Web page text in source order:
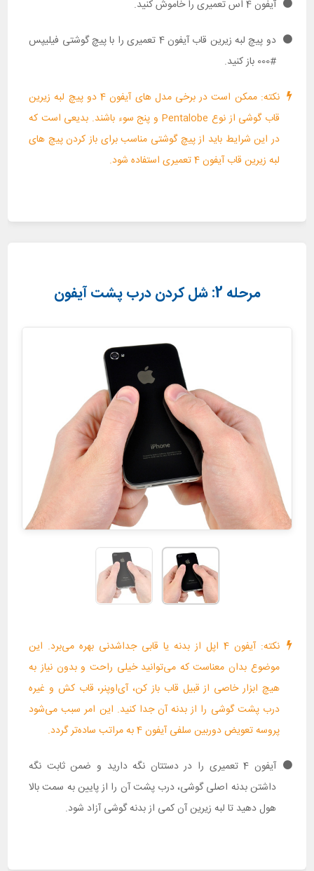
آیفون 4 اس تعمیری را خاموش کنید.
دو پیچ لبه زیرین قاب آیفون 4 تعمیری را با پیچ گوشتی فیلیپس
#000 باز کنید.
نکته: ممکن است در برخی مدل های آیفون 4 دو پیچ لبه زیرین
قاب گوشی از نوع Pentalobe و پنج سوء باشند. بدیعی است که
در این شرایط باید از پیچ گوشتی مناسب برای باز کردن پیچ های
لبه زیرین قاب آیفون 4 تعمیری استفاده شود.
مرحله 2: شل کردن درب پشت آیفون
نکته: آیفون 4 اپل از بدنه یا قابی جداشدنی بهره می‌برد. این
موضوع بدان معناست که می‌توانید خیلی راحت و بدون نیاز به
هیچ ابزار خاصی از قبیل قاب باز کن، آی‌اوپنر، قاب کش و غیره
درب پشت گوشی را از بدنه آن جدا کنید. این امر سبب می‌شود
پروسه تعویض دوربین سلفی آیفون 4 به مراتب ساده‌تر گردد.
آیفون 4 تعمیری را در دستتان نگه دارید و ضمن ثابت نگه
داشتن بدنه اصلی گوشی، درب پشت آن را از پایین به سمت بالا
هول دهید تا لبه زیرین آن کمی از بدنه گوشی آزاد شود.